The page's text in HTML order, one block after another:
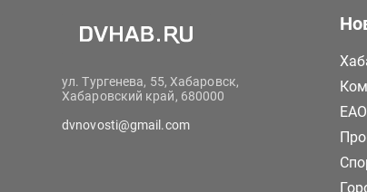
ул. Тургенева, 55, Хабаровск,
Хабаровский край, 680000
dvnovosti@gmail.com
ЕАО